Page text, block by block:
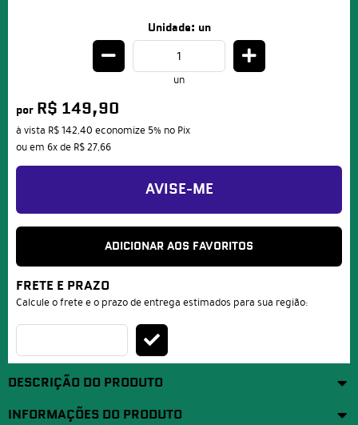
Unidade: un
un
por R$ 149,90
à vista R$ 142,40 economize 5% no Pix
ou em 6xde R$ 27,66
AVISE-ME
ADICIONAR AOS FAVORITOS
FRETE E PRAZO
Calcule o frete e o prazo de entrega estimados para sua região:
DESCRIÇÃO DO PRODUTO
INFORMAÇÕES DO PRODUTO